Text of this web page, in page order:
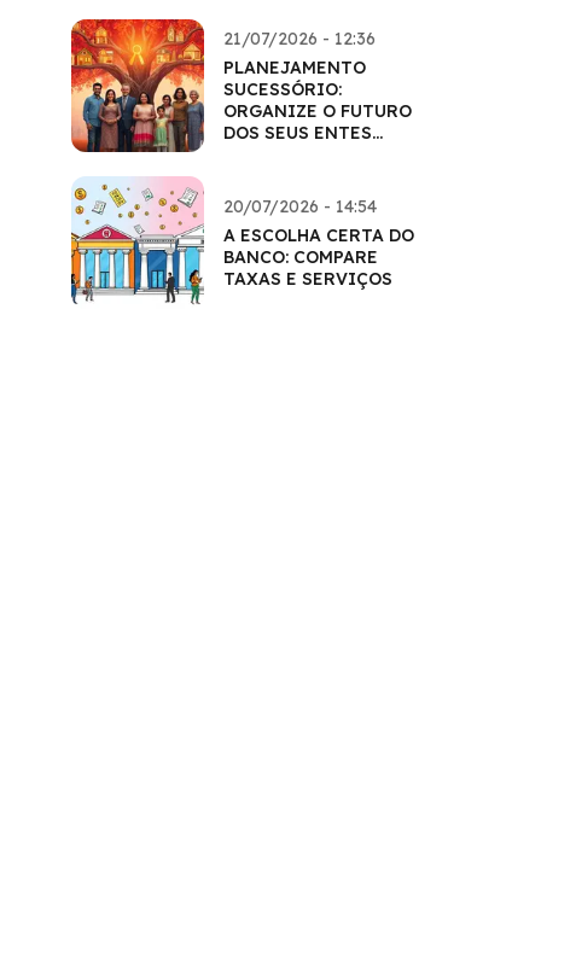
21/07/2026 - 12:36
PLANEJAMENTO
SUCESSÓRIO:
ORGANIZE O FUTURO
DOS SEUS ENTES
20/07/2026 - 14:54
A ESCOLHA CERTA DO
BANCO: COMPARE
TAXAS E SERVIÇOS